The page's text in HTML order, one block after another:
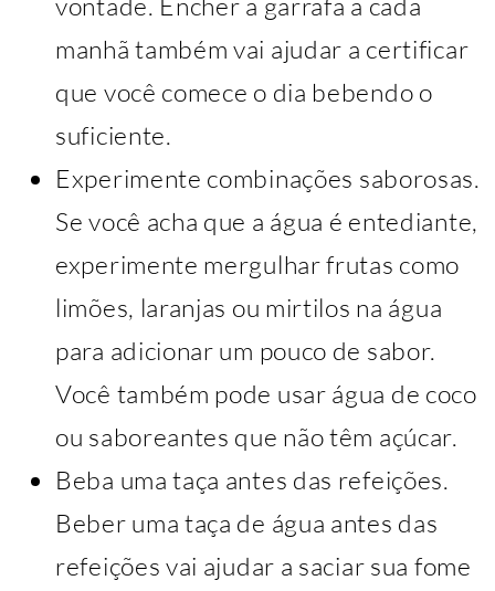
manhã também vai ajudar a certificar
que você comece o dia bebendo o
suficiente.
Experimente combinações saborosas.
Se você acha que a água é entediante,
experimente mergulhar frutas como
limões, laranjas ou mirtilos na água
para adicionar um pouco de sabor.
Você também pode usar água de coco
ou saboreantes que não têm açúcar.
Beba uma taça antes das refeições.
Beber uma taça de água antes das
refeições vai ajudar a saciar sua fome